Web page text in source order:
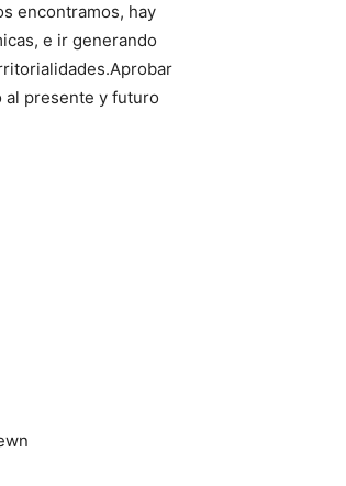
encontramos, hay
e ir generando
al presente y futuro